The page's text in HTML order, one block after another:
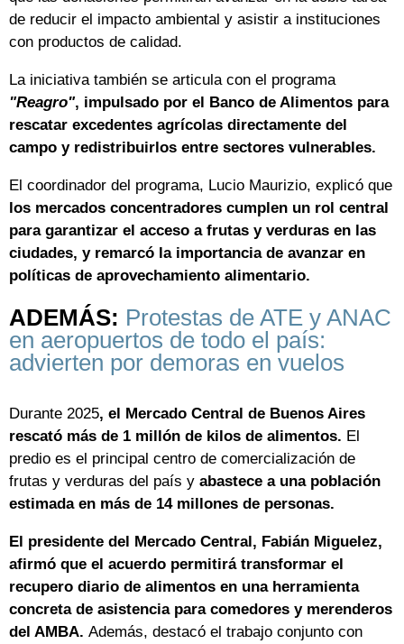
de reducir el impacto ambiental y asistir a instituciones
con productos de calidad.
La iniciativa también se articula con el programa
"Reagro", impulsado por el Banco de Alimentos para
rescatar excedentes agrícolas directamente del
campo y redistribuirlos entre sectores vulnerables.
El coordinador del programa, Lucio Maurizio, explicó que
los mercados concentradores cumplen un rol central
para garantizar el acceso a frutas y verduras en las
ciudades, y remarcó la importancia de avanzar en
políticas de aprovechamiento alimentario.
ADEMÁS: Protestas de ATE y ANAC
en aeropuertos de todo el país:
advierten por demoras en vuelos
Durante 2025, el Mercado Central de Buenos Aires
rescató más de 1 millón de kilos de alimentos. El
predio es el principal centro de comercialización de
frutas y verduras del país y abastece a una población
estimada en más de 14 millones de personas.
El presidente del Mercado Central, Fabián Miguelez,
afirmó que el acuerdo permitirá transformar el
recupero diario de alimentos en una herramienta
concreta de asistencia para comedores y merenderos
del AMBA. Además, destacó el trabajo conjunto con